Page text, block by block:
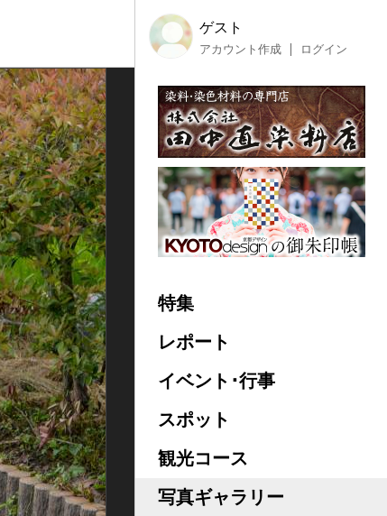
ゲスト
アカウント作成 ログイン
特集
レポート
イベント･行事
スポット
観光コース
写真ギャラリー